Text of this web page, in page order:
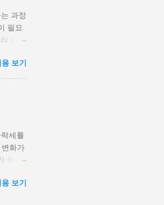
정치
률은
적
불씨
되면
은 종
과정
필요
변화
이 일
다.
원거
동할
회를
찾고
단계
. 가정
보기
세를
화가
추진
조업
보기